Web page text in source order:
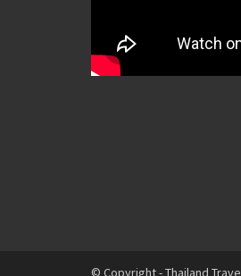
© Copyright - Thailand